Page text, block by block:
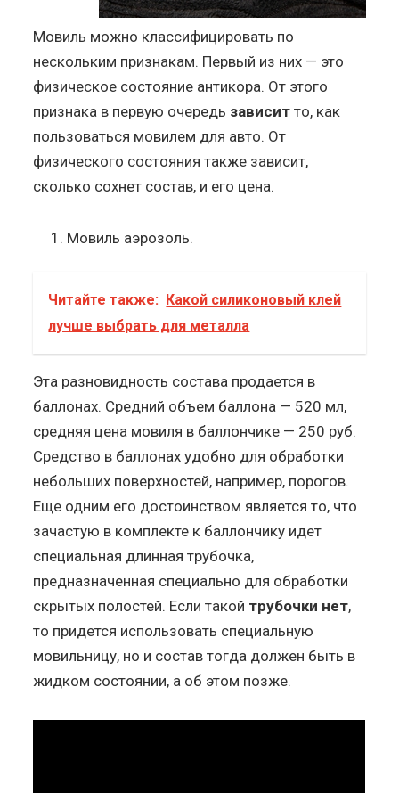
Мовиль можно классифицировать по
нескольким признакам. Первый из них — это
физическое состояние антикора. От этого
признака в первую очередь зависит то, как
пользоваться мовилем для авто. От
физического состояния также зависит,
сколько сохнет состав, и его цена.
Мовиль аэрозоль.
Читайте также: Какой силиконовый клей
лучше выбрать для металла
Эта разновидность состава продается в
баллонах. Средний объем баллона — 520 мл,
средняя цена мовиля в баллончике — 250 руб.
Средство в баллонах удобно для обработки
небольших поверхностей, например, порогов.
Еще одним его достоинством является то, что
зачастую в комплекте к баллончику идет
специальная длинная трубочка,
предназначенная специально для обработки
скрытых полостей. Если такой трубочки нет,
то придется использовать специальную
мовильницу, но и состав тогда должен быть в
жидком состоянии, а об этом позже.